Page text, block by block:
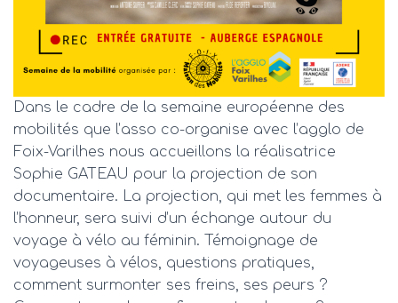
Dans le cadre de la semaine européenne des
mobilités que l’asso co-organise avec l’agglo de
Foix-Varilhes nous accueillons la réalisatrice
Sophie GATEAU pour la projection de son
documentaire. La projection, qui met les femmes à
l’honneur, sera suivi d’un échange autour du
voyage à vélo au féminin. Témoignage de
voyageuses à vélos, questions pratiques,
comment surmonter ses freins, ses peurs ?